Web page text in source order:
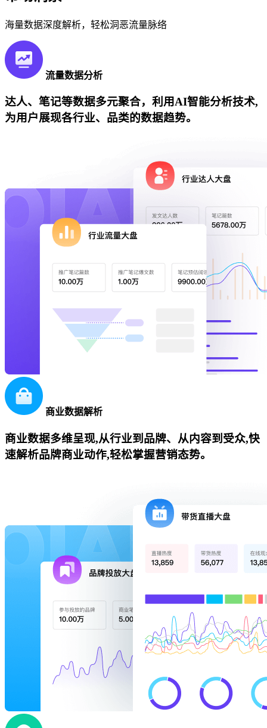
海量数据深度解析，轻松洞恶流量脉络
流量数据分析
达人、笔记等数据多元聚合，利用AI智能分析技术,
为用户展现各行业、品类的数据趋势。
商业数据解析
商业数据多维呈现,从行业到品牌、从内容到受众,快
速解析品牌商业动作,轻松掌握营销态势。